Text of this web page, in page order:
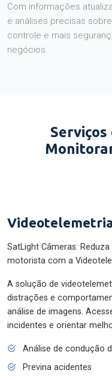
Com informações
e análises precisas
controle e mais
negócios.
Videotelemetria
SatLight Câmeras:
motorista com a
A solução de
distrações e
análise de imagens.
incidentes e orientar
Análise de condução
Previna acidentes